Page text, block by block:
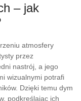
– jak
atmosfery
przez
nastrój, a jego
wizualnymi potrafi
Dzięki temu dym
podkreślając ich